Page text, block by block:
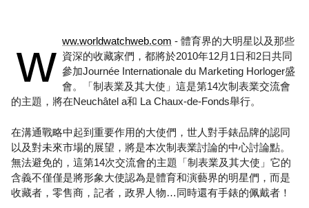
w ww.worldwatchweb.com - 體育界的大明星以及那些
資深的收藏家們，都將於2010年12月1日和2日共同
參加Journée Internationale du Marketing Horloger盛
會。「制表業及其大使」這是第14次制表業交流會
的主題，將在Neuchâtel a和 La Chaux-de-Fonds舉行。
在溝通戰略中起到重要作用的大使們，世人對手錶品牌的認同
以及對未來市場的展望，將是本次制表業討論的中心討論點。
無法避免的，這第14次交流會的主題「制表業及其大使」它的
含義不僅僅是將形象大使認為是體育和演藝界的明星們，而是
收藏者，零售商，記者，政界人物…同時還有手錶的佩戴者！